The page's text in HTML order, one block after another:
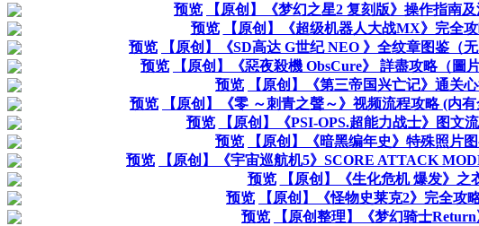
预览
【原创】《梦幻之星2 复刻版》操作指南
预览
【原创】《超级机器人大战MX》完全
预览
【原创】《SD高达 G世纪 NEO 》全纹章图鉴（
预览
【原创】《惡夜殺機 ObsCure》 詳盡攻略（圖
预览
【原创】《第三帝国兴亡记》通关
预览
【原创】《零 ～刺青之聲～》视频流程攻略 (内
预览
【原创】《PSI-OPS.超能力战士》图文
预览
【原创】《暗黑编年史》特殊照片
预览
【原创】《宇宙巡航机5》SCORE ATTACK
预览
【原创】《生化危机 爆发》之
预览
【原创】《怪物史莱克2》完全攻
预览
【原创整理】《梦幻骑士